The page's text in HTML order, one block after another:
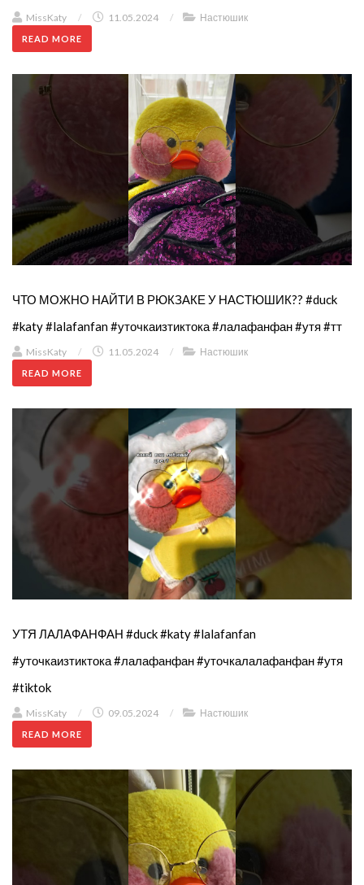
MissKaty / 11.05.2024 / Настюшик
READ MORE
ЧТО МОЖНО НАЙТИ В РЮКЗАКЕ У НАСТЮШИК?? #duck
#katy #lalafanfan #уточкаизтиктока #лалафанфан #утя #тт
MissKaty / 11.05.2024 / Настюшик
READ MORE
УТЯ ЛАЛАФАНФАН #duck #katy #lalafanfan
#уточкаизтиктока #лалафанфан #уточкалалафанфан #утя
#tiktok
MissKaty / 09.05.2024 / Настюшик
READ MORE